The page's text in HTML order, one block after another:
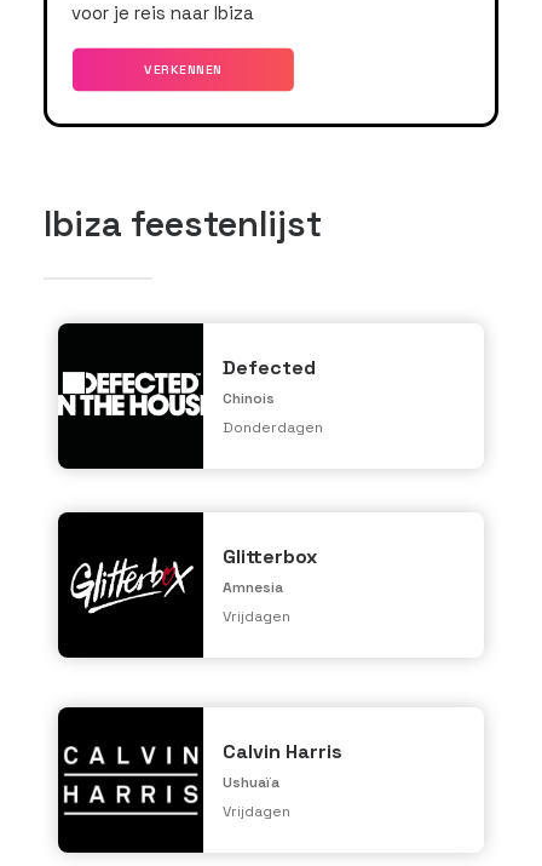
voor je reis naar Ibiza
VERKENNEN
Ibiza feestenlijst
Defected
Chinois
Donderdagen
Glitterbox
Amnesia
Vrijdagen
Calvin Harris
Ushuaïa
Vrijdagen